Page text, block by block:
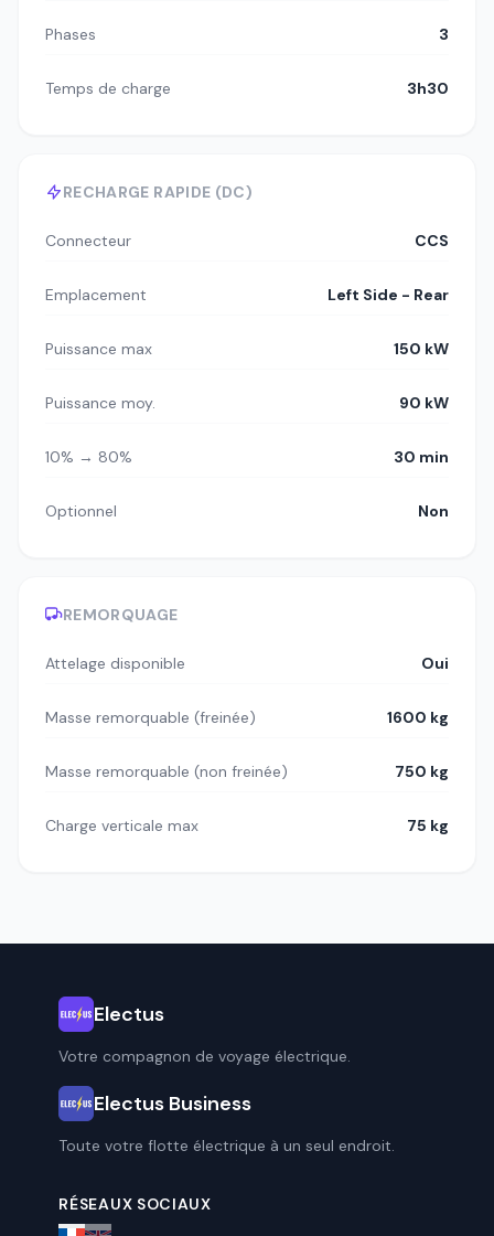
Phases 3
Temps de charge 3h30
RECHARGE RAPIDE (DC)
Connecteur CCS
Emplacement Left Side - Rear
Puissance max 150 kW
Puissance moy. 90 kW
10% → 80% 30 min
Optionnel Non
REMORQUAGE
Attelage disponible Oui
Masse remorquable (freinée) 1600 kg
Masse remorquable (non freinée) 750 kg
Charge verticale max 75 kg
Electus
Votre compagnon de voyage électrique.
Electus Business
Toute votre flotte électrique à un seul endroit.
RÉSEAUX SOCIAUX